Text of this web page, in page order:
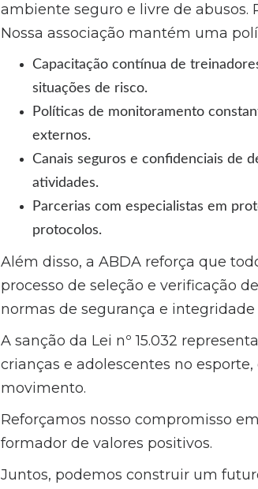
ambiente seguro e livre de abusos.
Nossa associação mantém uma
Capacitação contínua de
situações de risco.
Políticas de monitoramento
externos.
Canais seguros e confidenciais de
atividades.
Parcerias com especialistas em
protocolos.
Além disso, a ABDA reforça que
processo de seleção e verificação
normas de segurança e
A sanção da Lei nº 15.032
crianças e adolescentes no
movimento.
Reforçamos nosso compromisso
formador de valores positivos.
Juntos, podemos construir um